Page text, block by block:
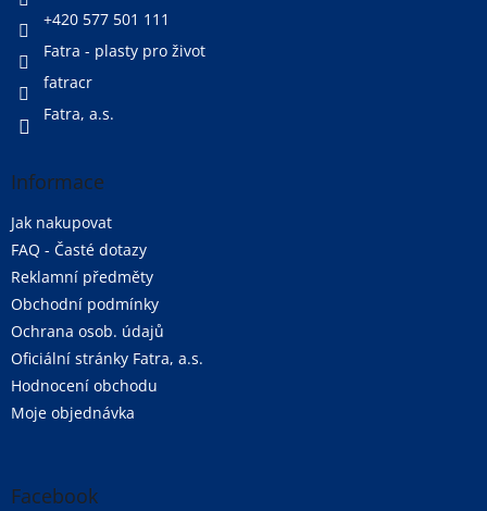
+420 577 501 111
Fatra - plasty pro život
fatracr
Fatra, a.s.
Informace
Jak nakupovat
FAQ - Časté dotazy
Reklamní předměty
Obchodní podmínky
Ochrana osob. údajů
Oficiální stránky Fatra, a.s.
Hodnocení obchodu
Moje objednávka
Facebook